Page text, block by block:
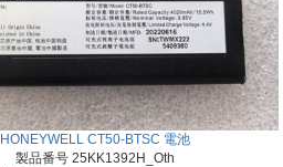
HONEYWELL CT50-BTSC 電池
製品番号 25KK1392H_Oth